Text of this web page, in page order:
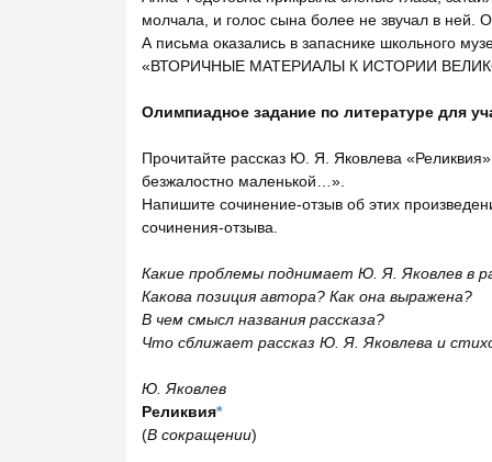
молчала, и голос сына более не звучал в ней.
А письма оказались в запаснике школьного
«ВТОРИЧНЫЕ МАТЕРИАЛЫ К ИСТОРИИ
Олимпиадное задание по литературе для
Прочитайте рассказ Ю. Я. Яковлева
безжалостно маленькой…».
Напишите сочинение-отзыв об этих
сочинения-отзыва.
Какие проблемы поднимает Ю. Я. Яковлев в
Какова позиция автора? Как она выражена?
В чем смысл названия рассказа?
Что сближает рассказ Ю. Я. Яковлева и
Ю. Яковлев
Реликвия*
(В сокращении)